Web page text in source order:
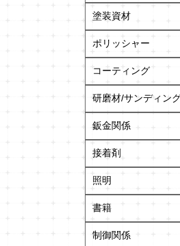
塗装資材
ポリッシャー
コーティング
研磨材/サンディン
鈑金関係
接着剤
照明
書籍
制御関係